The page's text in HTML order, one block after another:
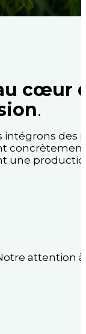
cœur
.
intégrons
une
attention